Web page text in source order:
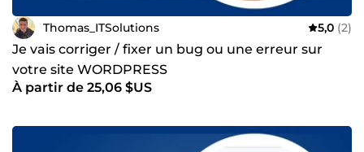
Thomas_ITSolutions 5,0 (2)
Je vais corriger / fixer un bug ou une erreur sur
votre site WORDPRESS
À partir de 25,06 $US